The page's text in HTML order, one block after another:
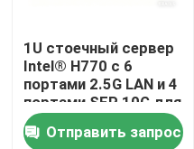
1U стоечный сервер
Intel® H770 с 6
портами 2.5G LAN и 4
портами SFP 10G для
оптоволоконного
межсетевого экрана
Отправить запрос